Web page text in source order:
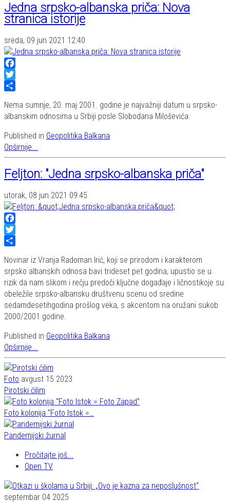
Jedna srpsko-albanska priča: Nova
stranica istorije
sreda, 09 jun 2021 12:40
Facebook
Twitter
Nema sumnje, 20. maj 2001. godine je najvažniji datum u srpsko-
albanskim odnosima u Srbiji posle Slobodana Miloševića.
Published in Geopolitika Balkana
Opširnije...
Feljton: "Jedna srpsko-albanska priča"
utorak, 08 jun 2021 09:45
Facebook
Twitter
Novinar iz Vranja Radoman Irić, koji se prirodom i karakterom
srpsko albanskih odnosa bavi trideset pet godina, upustio se u
rizik da nam slikom i rečju predoči ključne događaje i ličnostikoje su
obeležile srpsko-albansku društvenu scenu od sredine
sedamdesetihgodina prošlog veka, s akcentom na oružani sukob
2000/2001 godine.
Published in Geopolitika Balkana
Opširnije...
Foto avgust 15 2023
Pirotski ćilim
Foto kolonija "Foto Istok =…
Pandemijski žurnal
Pročitajte još...
Open TV
septembar 04 2025